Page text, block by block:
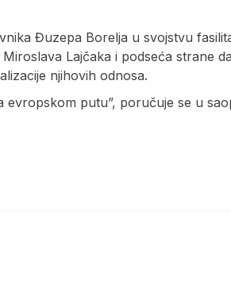
Đuzepa Borelja u svojstvu
Lajčaka i podseća strane
njihovih odnosa.
evropskom putu”, poručuje se u